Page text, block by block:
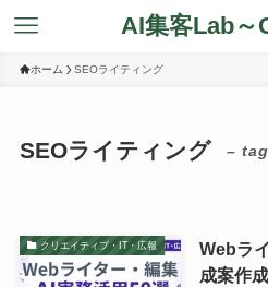
AI集客Lab～
ホーム SEOライティング
SEOライティング –
クリエイティブ・IT・広報
Webラ
成案作